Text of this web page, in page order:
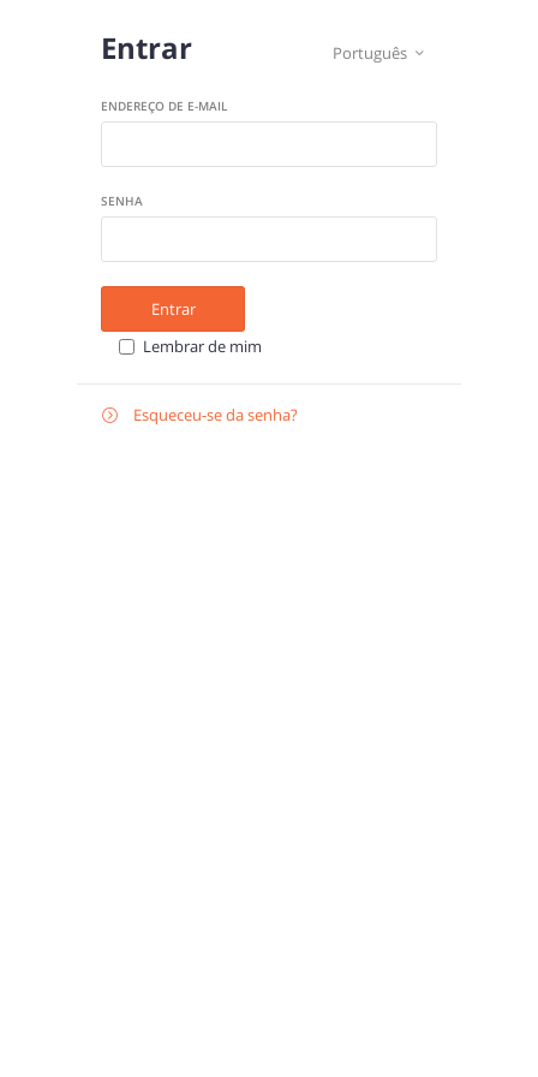
Português 
Entrar
ENDEREÇO DE E-MAIL
SENHA
Entrar
Lembrar de mim
 Esqueceu-se da senha?